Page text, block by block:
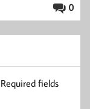
0
Required fields